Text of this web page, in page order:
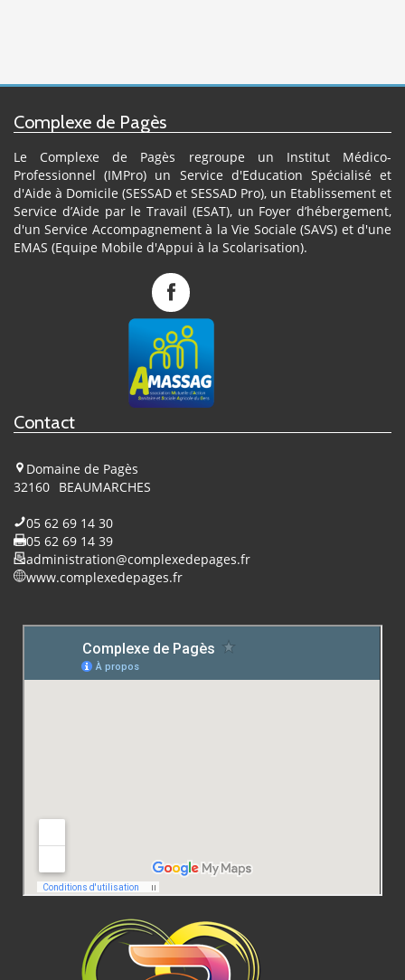
Complexe de Pagès
Le Complexe de Pagès regroupe un Institut Médico-
Professionnel (IMPro) un Service d'Education Spécialisé et
d'Aide à Domicile (SESSAD et SESSAD Pro), un Etablissement et
Service d’Aide par le Travail (ESAT), un Foyer d’hébergement,
d'un Service Accompagnement à la Vie Sociale (SAVS) et d'une
EMAS (Equipe Mobile d'Appui à la Scolarisation).
Complexe
Pagès
sur
Contact
Domaine de Pagès
32160 BEAUMARCHES
05 62 69 14 30
05 62 69 14 39
administration@complexedepages.fr
www.complexedepages.fr